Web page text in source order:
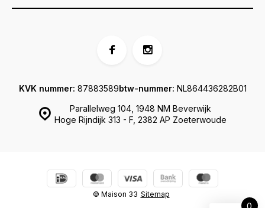
Parallelweg 104, 1948 NM Beverwijk
Hoge Rijndijk 313 - F, 2382 AP Zoeterwoude
KVK nummer: 87883589btw-nummer: NL864436282B01
© Maison 33 Sitemap
0